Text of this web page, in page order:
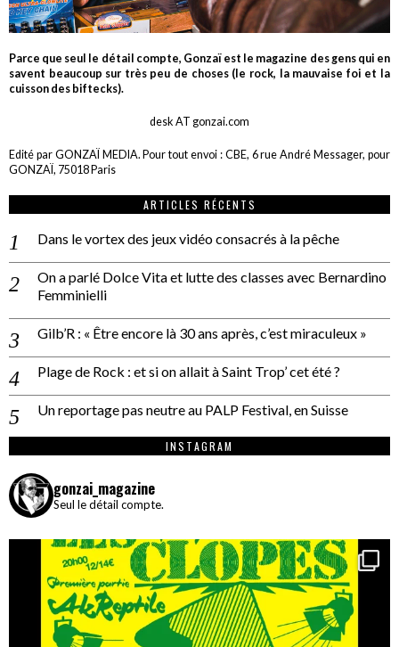
Parce que seul le détail compte, Gonzaï est le magazine des gens qui en
savent beaucoup sur très peu de choses (le rock, la mauvaise foi et la
cuisson des biftecks).
desk AT gonzai.com
Edité par GONZAÏ MEDIA. Pour tout envoi : CBE, 6 rue André Messager, pour
GONZAÏ, 75018 Paris
ARTICLES RÉCENTS
Dans le vortex des jeux vidéo consacrés à la pêche
On a parlé Dolce Vita et lutte des classes avec Bernardino
Femminielli
Gilb’R : « Être encore là 30 ans après, c’est miraculeux »
Plage de Rock : et si on allait à Saint Trop’ cet été ?
Un reportage pas neutre au PALP Festival, en Suisse
INSTAGRAM
gonzai_magazine
Seul le détail compte.